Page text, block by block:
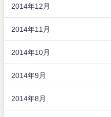
2014年12月
2014年11月
2014年10月
2014年9月
2014年8月